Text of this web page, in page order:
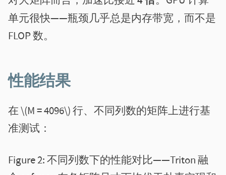
单元很快——瓶颈几乎总是内存带宽，而不是
FLOP 数。
性能结果
在 \(M = 4096\) 行、不同列数的矩阵上进行基
准测试：
Figure 2:不同列数下的性能对比——Triton 融